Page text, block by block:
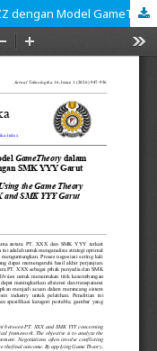
Negosiasi Sistem Pengadaan Mesin ZZZ dengan Model GameTheory dalam Sebuah Perjanjian Kerjasama Antara PT. XXX dengan SMK YYY Garut